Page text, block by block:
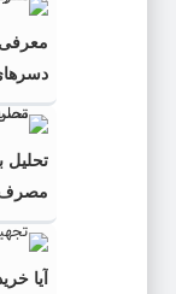
معرفی
تحلیل
مصرف
آیا